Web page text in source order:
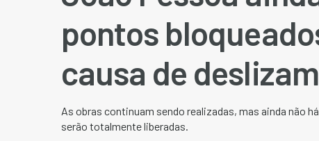
pontos
causa de
As obras continuam sendo realizadas, mas ainda não
serão totalmente liberadas.